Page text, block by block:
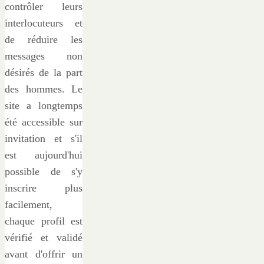
contrôler leurs
interlocuteurs et
de réduire les
messages non
désirés de la part
des hommes. Le
site a longtemps
été accessible sur
invitation et s'il
est aujourd'hui
possible de s'y
inscrire plus
facilement,
chaque profil est
vérifié et validé
avant d'offrir un